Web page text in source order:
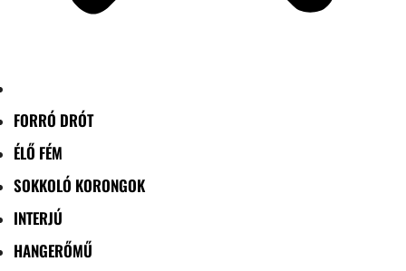
FORRÓ DRÓT
ÉLŐ FÉM
SOKKOLÓ KORONGOK
INTERJÚ
HANGERŐMŰ